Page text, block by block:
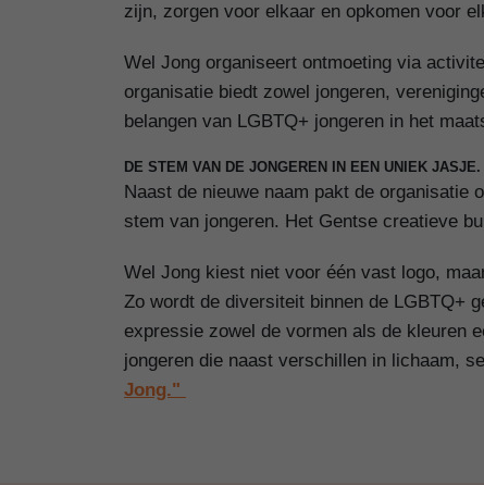
zijn, zorgen voor elkaar en opkomen voor
Wel Jong organiseert ontmoeting via
organisatie biedt zowel jongeren,
belangen van LGBTQ+ jongeren in het
DE STEM VAN DE JONGEREN IN EEN UNIEK JASJE.
Naast de nieuwe naam pakt de organisatie
stem van jongeren. Het Gentse creatieve
Wel Jong kiest niet voor één vast logo,
Zo wordt de diversiteit binnen de LGBTQ+
expressie zowel de vormen als de kleuren
jongeren die naast verschillen in lichaam,
Jong."